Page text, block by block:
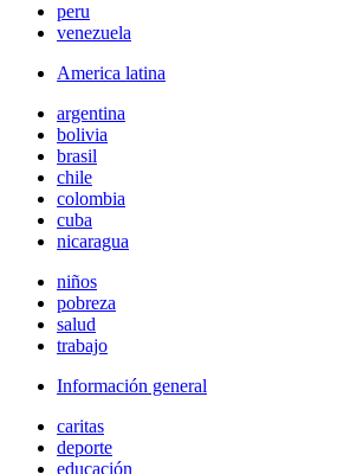
peru
venezuela
America latina
argentina
bolivia
brasil
chile
colombia
cuba
nicaragua
niños
pobreza
salud
trabajo
Información general
caritas
deporte
educación